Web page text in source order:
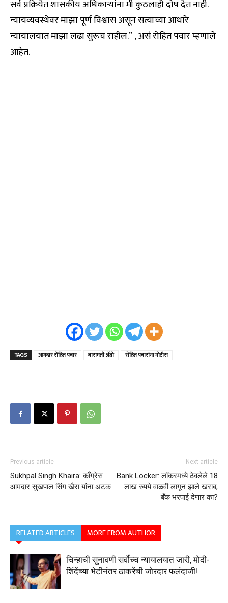
सर्व प्रक्रियेत शासकीय अधिकाऱ्यांना मी कुठलाही दोष देत नाही.
न्यायव्यवस्थेवर माझा पूर्ण विश्वास असून सत्याच्या आधारे
न्यायालयात माझा लढा सुरूच राहील.” , असं रोहित पवार म्हणाले
आहेत.
TAGS आमदार रोहित पवार बारामती ॲग्रो रोहित पवारांना नोटीस
Previous article
Sukhpal Singh Khaira: काँग्रेस
आमदार सुखपाल सिंग खैरा यांना अटक
Next article
Bank Locker: लॉकरमध्ये ठेवलेले 18
लाख रुपये वाळवी लागून झाले खराब,
बँक भरपाई देणार का?
RELATED ARTICLES MORE FROM AUTHOR
चिन्हाची सुनावणी सर्वोच्च न्यायालयात जारी, मोदी-
शिंदेंच्या भेटीनंतर ठाकरेंची जोरदार फलंदाजी!